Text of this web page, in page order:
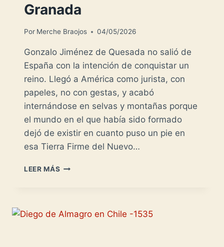
Granada
Por Merche Braojos 04/05/2026
Gonzalo Jiménez de Quesada no salió de
España con la intención de conquistar un
reino. Llegó a América como jurista, con
papeles, no con gestas, y acabó
internándose en selvas y montañas porque
el mundo en el que había sido formado
dejó de existir en cuanto puso un pie en
esa Tierra Firme del Nuevo…
LEER MÁS GONZALO
NUEVO
REINO